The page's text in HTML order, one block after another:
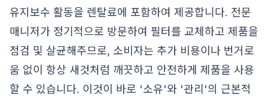
유지보수 활동을 렌탈료에 포함하여 제공합니다. 전문
매니저가 정기적으로 방문하여 필터를 교체하고 제품을
점검 및 살균해주므로, 소비자는 추가 비용이나 번거로
움 없이 항상 새것처럼 깨끗하고 안전하게 제품을 사용
할 수 있습니다. 이것이 바로 '소유'와 '관리'의 근본적